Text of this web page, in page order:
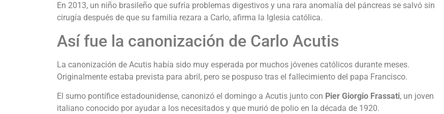
En 2013, un niño brasileño que sufría problemas digestivos y una rara anomalía del páncreas se salvó sin
cirugía después de que su familia rezara a Carlo, afirma la Iglesia católica.
‎‎Así fue la canonización de Carlo Acutis‎
La canonización de Acutis había sido muy esperada por muchos jóvenes católicos durante meses.
Originalmente estaba prevista para abril, pero se pospuso tras el fallecimiento del papa Francisco.‎
El sumo pontífice estadounidense, canonizó el domingo a Acutis junto con Pier Giorgio Frassati, un joven
italiano conocido por ayudar a los necesitados y que murió de polio en la década de 1920.‎‎